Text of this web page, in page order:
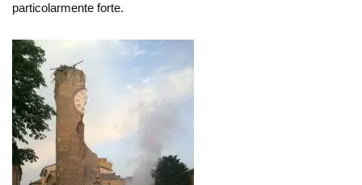
particolarmente forte.